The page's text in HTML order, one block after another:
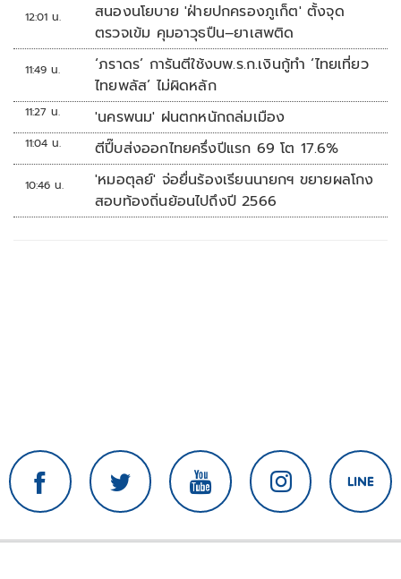
12:01 น.
สนองนโยบาย 'ฝ่ายปกครองภูเก็ต' ตั้งจุด
ตรวจเข้ม คุมอาวุธปืน–ยาเสพติด
11:49 น.
‘ภราดร’ การันตีใช้งบพ.ร.ก.เงินกู้ทำ ‘ไทยเที่ยว
ไทยพลัส’ ไม่ผิดหลัก
11:27 น. 'นครพนม' ฝนตกหนักถล่มเมือง
11:04 น. ตีปี๊บส่งออกไทยครึ่งปีแรก 69 โต 17.6%
10:46 น.
'หมอตุลย์' จ่อยื่นร้องเรียนนายกฯ ขยายผลโกง
สอบท้องถิ่นย้อนไปถึงปี 2566